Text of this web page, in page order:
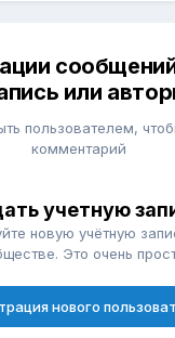
или
пользователем,
комментарий
учетную
новую учётную
Это очень
нового